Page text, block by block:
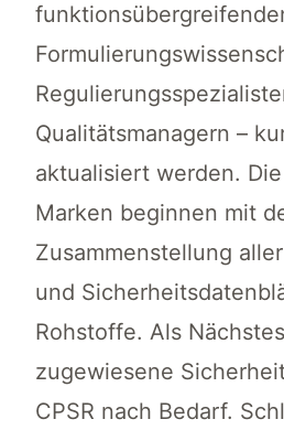
Qualitätsmanagern –
aktualisiert werden.
Marken beginnen mit
Zusammenstellung
und
Rohstoffe. Als
zugewiesene
CPSR nach Bedarf.